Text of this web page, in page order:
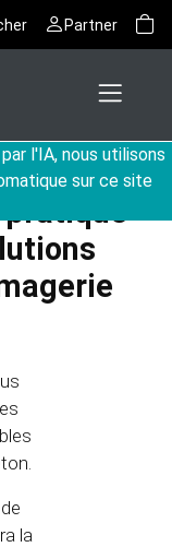
Partner
l'IA, nous utilisons
sur ce site
pratique
la